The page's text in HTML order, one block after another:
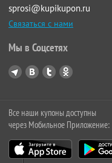
sprosi@kupikupon.ru
Связаться с нами
Мы в Соцсетях
Все наши купоны доступны
через Мобильное Приложение: